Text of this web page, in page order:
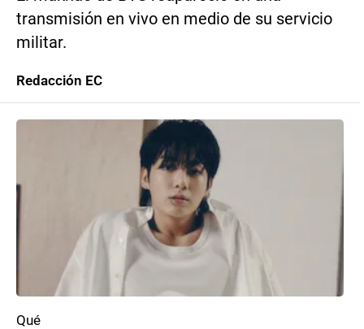
transmisión en vivo en medio de su servicio
militar.
Redacción EC
Qué